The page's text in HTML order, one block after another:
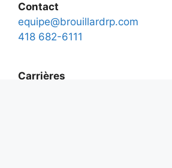
Contact
equipe@brouillardrp.com
418 682-6111
Carrières